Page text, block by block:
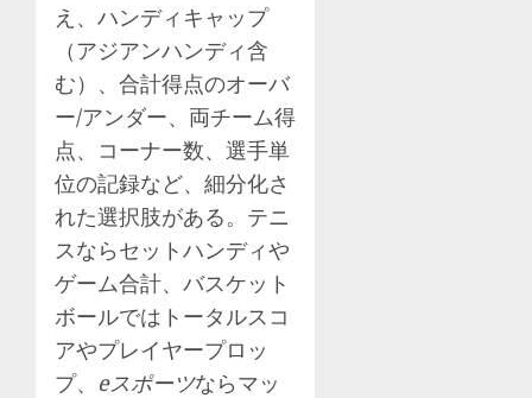
え、ハンディキャップ
（アジアンハンディ含
む）、合計得点のオーバ
ー/アンダー、両チーム得
点、コーナー数、選手単
位の記録など、細分化さ
れた選択肢がある。テニ
スならセットハンディや
ゲーム合計、バスケット
ボールではトータルスコ
アやプレイヤープロッ
プ、 eスポーツならマッ